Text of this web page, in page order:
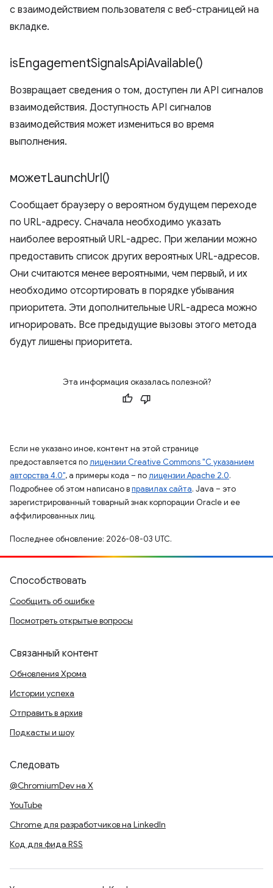
с взаимодействием пользователя с веб-страницей на
вкладке.
isEngagementSignalsApiAvailable()
Возвращает сведения о том, доступен ли API сигналов
взаимодействия. Доступность API сигналов
взаимодействия может измениться во время
выполнения.
можетLaunchUrl()
Сообщает браузеру о вероятном будущем переходе
по URL-адресу. Сначала необходимо указать
наиболее вероятный URL-адрес. При желании можно
предоставить список других вероятных URL-адресов.
Они считаются менее вероятными, чем первый, и их
необходимо отсортировать в порядке убывания
приоритета. Эти дополнительные URL-адреса можно
игнорировать. Все предыдущие вызовы этого метода
будут лишены приоритета.
Эта информация оказалась полезной?
Если не указано иное, контент на этой странице
предоставляется полицензии Creative Commons "С указанием
авторства 4.0", а примеры кода – полицензии Apache 2.0.
Подробнее об этом написано вправилах сайта. Java – это
зарегистрированный товарный знак корпорации Oracle и ее
аффилированных лиц.
Последнее обновление: 2026-08-03 UTC.
Способствовать
Сообщить об ошибке
Посмотреть открытые вопросы
Связанный контент
Обновления Хрома
Истории успеха
Отправить в архив
Подкасты и шоу
Следовать
@ChromiumDev на X
YouTube
Chrome для разработчиков на LinkedIn
Код для фида RSS